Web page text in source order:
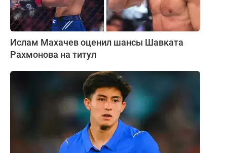
Ислам Махачев оценил шансы Шавката
Рахмонова на титул